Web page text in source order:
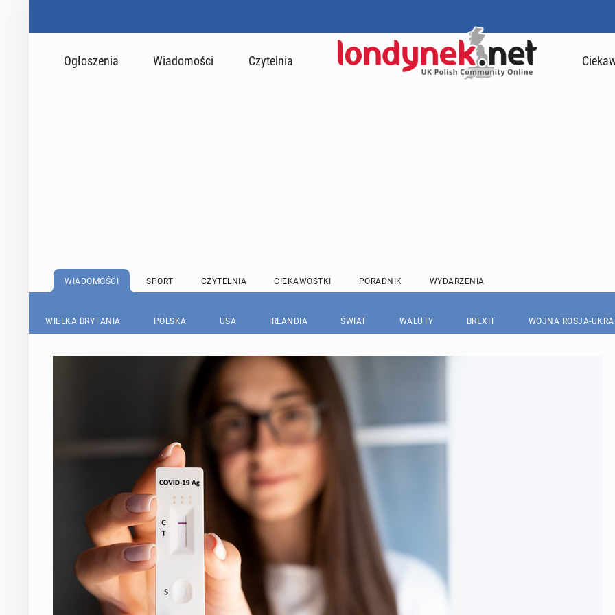
Ogłoszenia Wiadomości Czytelnia
WIADOMOŚCI SPORT CZYTELNIA CIEKAWOSTKI PORADNIK WYDARZENIA
WIELKA BRYTANIA POLSKA USA IRLANDIA ŚWIAT WALUTY BREXIT WOJNA ROSJA-